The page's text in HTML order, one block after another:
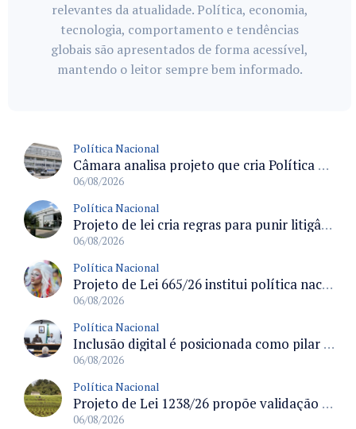
relevantes da atualidade. Política, economia,
tecnologia, comportamento e tendências
globais são apresentados de forma acessível,
mantendo o leitor sempre bem informado.
Política Nacional
Câmara analisa projeto que cria Política Nacional de Qualificação e Valorização da Preceptoria na Residência Médica
06/08/2026
Política Nacional
Projeto de lei cria regras para punir litigância abusiva reversa e integrar sistemas do Judiciário
06/08/2026
Política Nacional
Projeto de Lei 665/26 institui política nacional para prevenção ao transfeminicídio e prevê medidas de proteção e reparação
06/08/2026
Política Nacional
Inclusão digital é posicionada como pilar essencial da reurbanização de favelas e periferias
06/08/2026
Política Nacional
Projeto de Lei 1238/26 propõe validação automática do Cadastro Ambiental Rural para imóveis de até quatro módulos fiscais
06/08/2026